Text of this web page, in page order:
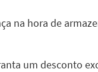
na hora de
um desconto